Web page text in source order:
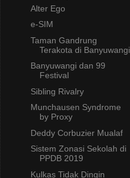
Alter Ego
e-SIM
Taman Gandrung
Terakota di Banyuwangi
Banyuwangi dan 99
Festival
Sibling Rivalry
Munchausen Syndrome
by Proxy
Deddy Corbuzier Mualaf
Sistem Zonasi Sekolah di
PPDB 2019
Kulkas Tidak Dingin